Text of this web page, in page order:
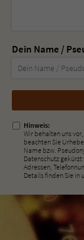
Dein Name /
Nicht
ausfüllen!
Hinweis:
Wir behalten uns
beachten Sie
Name bzw.
Datenschutz
Adressen,
Details finden Sie in